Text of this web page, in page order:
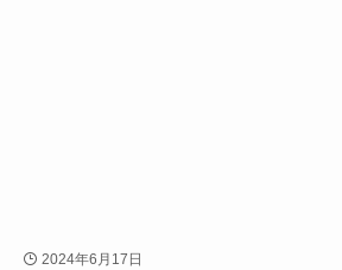
2024年6月17日